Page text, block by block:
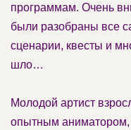
программам. Очень
были разобраны все
сценарии, квесты и
шло…
Молодой артист
опытным аниматором,